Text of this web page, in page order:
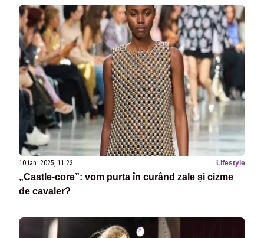
10 ian. 2025, 11:23 Lifestyle
„Castle-core”: vom purta în curând zale și cizme
de cavaler?